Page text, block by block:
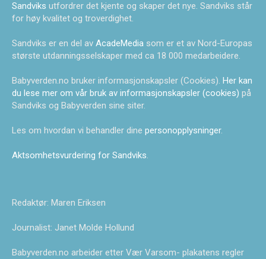
Sandviks utfordrer det kjente og skaper det nye. Sandviks står
for høy kvalitet og troverdighet.
Sandviks er en del av AcadeMedia som er et av Nord-Europas
største utdanningsselskaper med ca 18 000 medarbeidere.
Babyverden.no bruker informasjonskapsler (Cookies). Her kan
du lese mer om vår bruk av informasjonskapsler (cookies) på
Sandviks og Babyverden sine siter.
Les om hvordan vi behandler dine personopplysninger.
Aktsomhetsvurdering for Sandviks.
Redaktør: Maren Eriksen
Journalist: Janet Molde Hollund
Babyverden.no arbeider etter Vær Varsom- plakatens regler